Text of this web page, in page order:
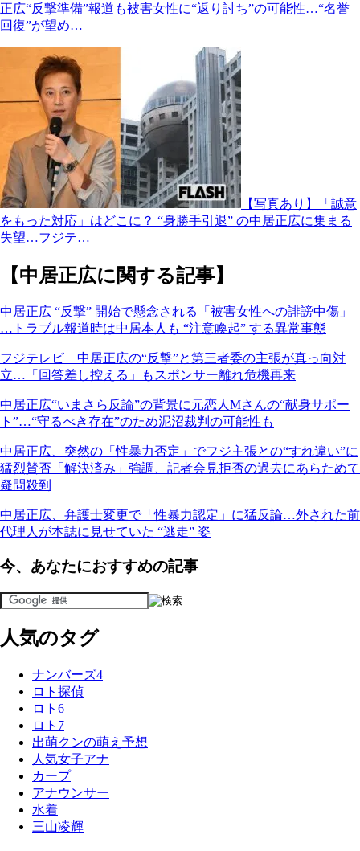
正広“反撃準備”報道も被害女性に“返り討ち”の可能性…“名誉
回復”が望め…
【写真あり】「誠意
をもった対応」はどこに？ “身勝手引退” の中居正広に集まる
失望…フジテ…
【中居正広に関する記事】
中居正広 “反撃” 開始で懸念される「被害女性への誹謗中傷」
…トラブル報道時は中居本人も “注意喚起” する異常事態
フジテレビ 中居正広の“反撃”と第三者委の主張が真っ向対
立…「回答差し控える」もスポンサー離れ危機再来
中居正広“いまさら反論”の背景に元恋人Mさんの“献身サポー
ト”…“守るべき存在”のため泥沼裁判の可能性も
中居正広、突然の「性暴力否定」でフジ主張との“すれ違い”に
猛烈賛否「解決済み」強調、記者会見拒否の過去にあらためて
疑問殺到
中居正広、弁護士変更で「性暴力認定」に猛反論…外された前
代理人が本誌に見せていた “逃走” 姿
今、あなたにおすすめの記事
人気のタグ
ナンバーズ4
ロト探偵
ロト6
ロト7
出萌クンの萌え予想
人気女子アナ
カープ
アナウンサー
水着
三山凌輝